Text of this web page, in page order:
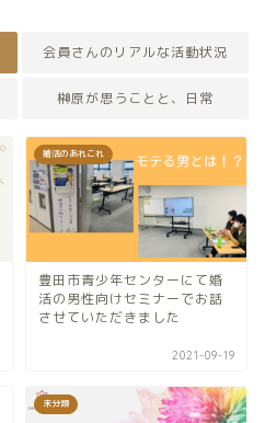
会員さんのリアルな活動状況
榊原が思うことと、日常
婚活のあれこれ
豊田市青少年センターにて婚
活の男性向けセミナーでお話
させていただきました
2021-09-19
未分類